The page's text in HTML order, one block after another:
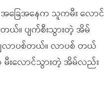
ခြေအနေက သူကမီး လောင်
ယ်။ ပျက်စီးသွားတဲ့ အိမ်
ာပစ်တယ်။ လာပစ် တယ်
းလောင်သွားတဲ့ အိမ်လည်း